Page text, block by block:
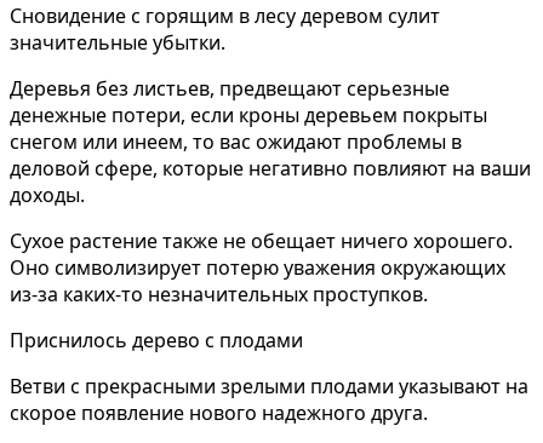
Сновидение с горящим в лесу деревом сулит
значительные убытки.
Деревья без листьев, предвещают серьезные
денежные потери, если кроны деревьем покрыты
снегом или инеем, то вас ожидают проблемы в
деловой сфере, которые негативно повлияют на ваши
доходы.
Сухое растение также не обещает ничего хорошего.
Оно символизирует потерю уважения окружающих
из-за каких-то незначительных проступков.
Приснилось дерево с плодами
Ветви с прекрасными зрелыми плодами указывают на
скорое появление нового надежного друга.